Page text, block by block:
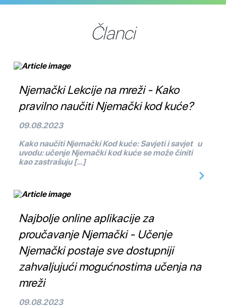
Članci
Njemački Lekcije na mreži - Kako
pravilno naučiti Njemački kod kuće?
09.08.2023
Kako naučiti Njemački Kod kuće: Savjeti i savjet u
uvodu: učenje Njemački kod kuće se može činiti
kao zastrašuju […]
Najbolje online aplikacije za
proučavanje Njemački - Učenje
Njemački postaje sve dostupniji
zahvaljujući mogućnostima učenja na
mreži
09.08.2023